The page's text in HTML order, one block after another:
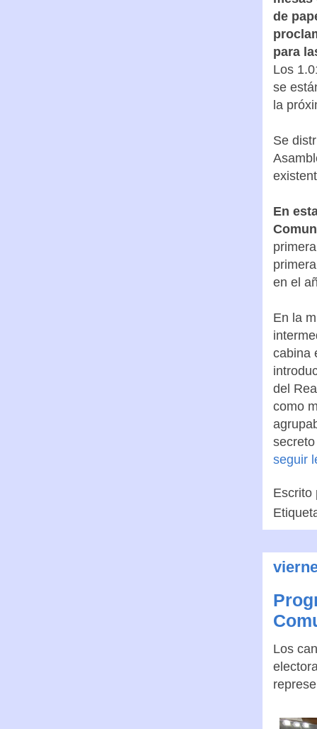
de
para
Los
se
la
Se
En
en el
En la
cabina
del
como
seguir
Los